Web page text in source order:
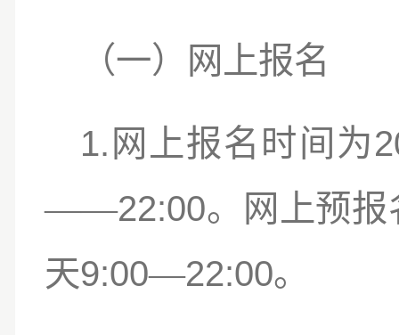
（一）网上报名
1. 网上报名时间为
——22:00。网上预
天9:00—22:00。